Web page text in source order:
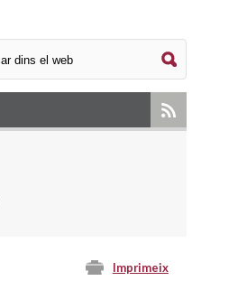
Imprimeix